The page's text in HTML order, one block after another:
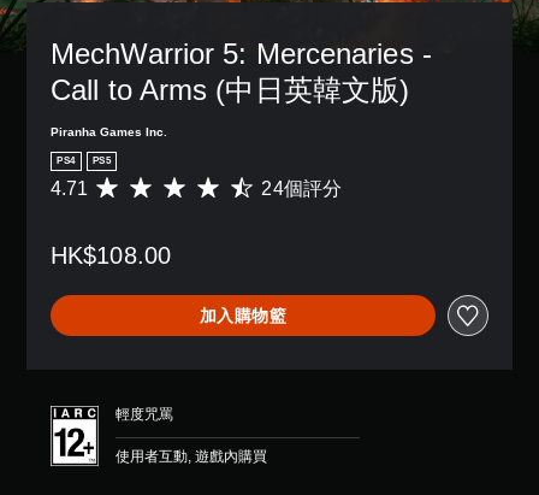
MechWarrior 5: Mercenaries -
Call to Arms (中日英韓文版)
Piranha Games Inc.
PS4 PS5
平
分
4
.
星
（
分
4.71 24個評分
HK$108.00
加入購物籃
輕度咒罵
使用者互動, 遊戲內購買